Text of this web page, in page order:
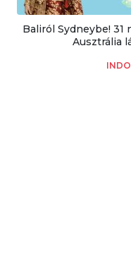
Baliról Sydneybe! 31
Ausztrália